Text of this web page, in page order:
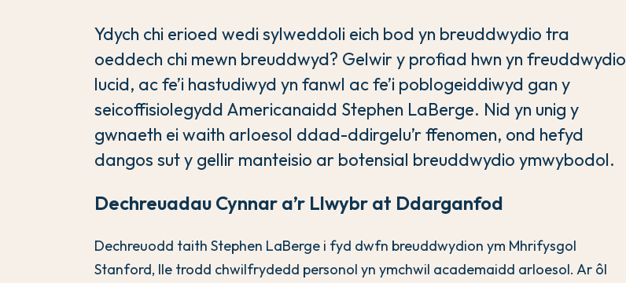
Ydych chi erioed wedi sylweddoli eich bod yn breuddwydio tra
oeddech chi mewn breuddwyd? Gelwir y profiad hwn yn freuddwydio
lucid, ac fe’i hastudiwyd yn fanwl ac fe’i poblogeiddiwyd gan y
seicoffisiolegydd Americanaidd Stephen LaBerge. Nid yn unig y
gwnaeth ei waith arloesol ddad-ddirgelu’r ffenomen, ond hefyd
dangos sut y gellir manteisio ar botensial breuddwydio ymwybodol.
Dechreuadau Cynnar a’r Llwybr at Ddarganfod
Dechreuodd taith Stephen LaBerge i fyd dwfn breuddwydion ym Mhrifysgol
Stanford, lle trodd chwilfrydedd personol yn ymchwil academaidd arloesol. Ar ôl